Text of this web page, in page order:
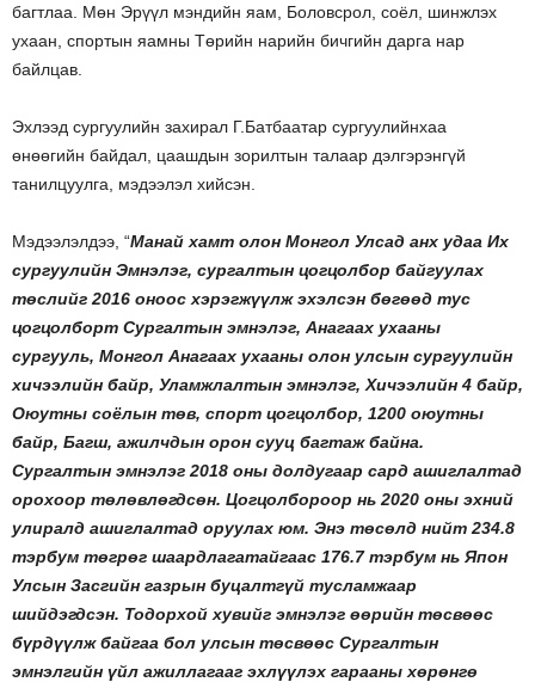
багтлаа. Мөн Эрүүл мэндийн яам, Боловсрол, соёл, шинжлэх
ухаан, спортын яамны Төрийн нарийн бичгийн дарга нар
байлцав.
Эхлээд сургуулийн захирал Г.Батбаатар сургуулийнхаа
өнөөгийн байдал, цаашдын зорилтын талаар дэлгэрэнгүй
танилцуулга, мэдээлэл хийсэн.
Мэдээлэлдээ, “Манай хамт олон Монгол Улсад анх удаа Их
сургуулийн Эмнэлэг, сургалтын цогцолбор байгуулах
төслийг 2016 оноос хэрэгжүүлж эхэлсэн бөгөөд тус
цогцолборт Сургалтын эмнэлэг, Анагаах ухааны
сургууль, Монгол Анагаах ухааны олон улсын сургуулийн
хичээлийн байр, Уламжлалтын эмнэлэг, Хичээлийн 4 байр,
Оюутны соёлын төв, спорт цогцолбор, 1200 оюутны
байр, Багш, ажилчдын орон сууц багтаж байна.
Сургалтын эмнэлэг 2018 оны долдугаар сард ашиглалтад
орохоор төлөвлөгдсөн. Цогцолбороор нь 2020 оны эхний
улиралд ашиглалтад оруулах юм. Энэ төсөлд нийт 234.8
тэрбум төгрөг шаардлагатайгаас 176.7 тэрбум нь Япон
Улсын Засгийн газрын буцалтгүй тусламжаар
шийдэгдсэн. Тодорхой хувийг эмнэлэг өөрийн төсвөөс
бүрдүүлж байгаа бол улсын төсвөөс Сургалтын
эмнэлгийн үйл ажиллагааг эхлүүлэх гарааны хөрөнгө